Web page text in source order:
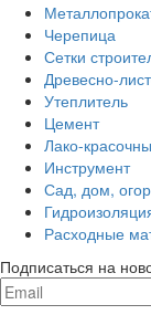
Черепица
Сетки
Древесно-
Утеплитель
Цемент
Лако-
Инструмент
Сад, дом,
Расходные
Подписаться на